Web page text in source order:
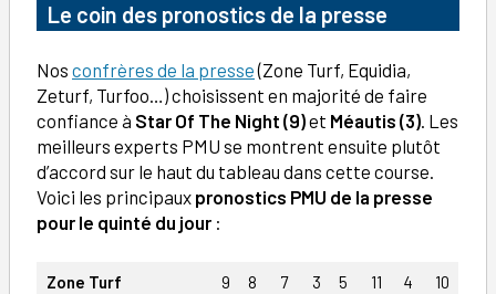
Le coin des pronostics de la presse
Nos confrères de la presse(Zone Turf, Equidia,
Zeturf, Turfoo…) choisissent en majorité de faire
confiance à Star Of The Night (9)et Méautis (3). Les
meilleurs experts PMU se montrent ensuite plutôt
d’accord sur le haut du tableau dans cette course.
Voici les principaux pronostics PMU de la presse
pour le quinté du jour :
Zone Turf 9 8 7 3 5 11 4
10